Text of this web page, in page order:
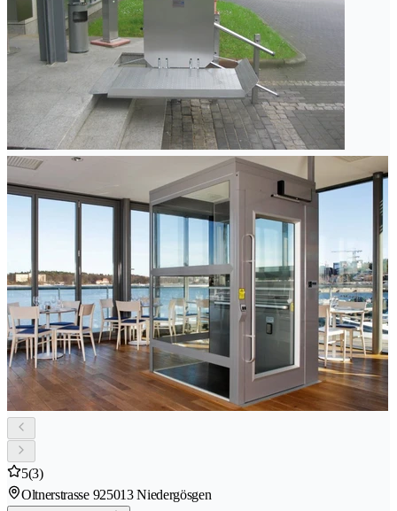
5(3)
Oltnerstrasse 925013 Niedergösgen